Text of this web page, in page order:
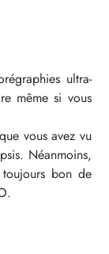
ultra-
même si vous
vous avez vu
Néanmoins,
bon de